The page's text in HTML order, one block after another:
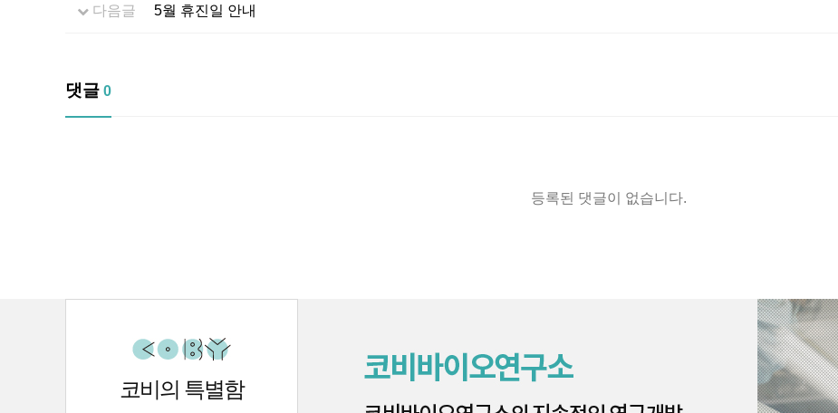
다음글 5월 휴진일 안내
댓글 0
등록된 댓글이 없습니다.
코비의 특별함